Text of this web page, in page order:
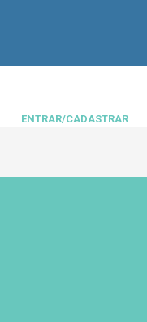
ENTRAR/CADASTRAR